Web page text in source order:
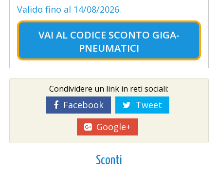
Valido fino al 14/08/2026.
VAI AL CODICE SCONTO GIGA-
PNEUMATICI
Condividere un link in reti sociali:
Facebook
Tweet
Google+
Sconti